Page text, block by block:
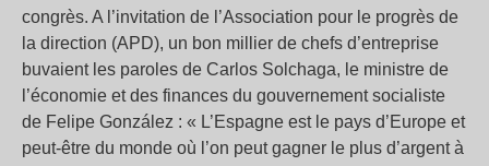
congrès. A l’invitation de l’Association pour le progrès de
la direction (APD), un bon millier de chefs d’entreprise
buvaient les paroles de Carlos Solchaga, le ministre de
l’économie et des finances du gouvernement socialiste
de Felipe González : « L’Espagne est le pays d’Europe et
peut-être du monde où l’on peut gagner le plus d’argent à